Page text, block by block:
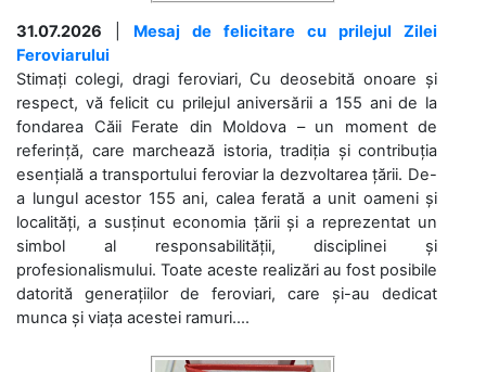
31.07.2026
Mesaj de felicitare cu prilejul Zilei
Feroviarului
Stimați colegi, dragi feroviari, Cu deosebită onoare și
respect, vă felicit cu prilejul aniversării a 155 ani de la
fondarea Căii Ferate din Moldova – un moment de
referință, care marchează istoria, tradiția și contribuția
esențială a transportului feroviar la dezvoltarea țării. De-
a lungul acestor 155 ani, calea ferată a unit oameni și
localități, a susținut economia țării și a reprezentat un
simbol al responsabilității, disciplinei și
profesionalismului. Toate aceste realizări au fost posibile
datorită generațiilor de feroviari, care și-au dedicat
munca și viața acestei ramuri....